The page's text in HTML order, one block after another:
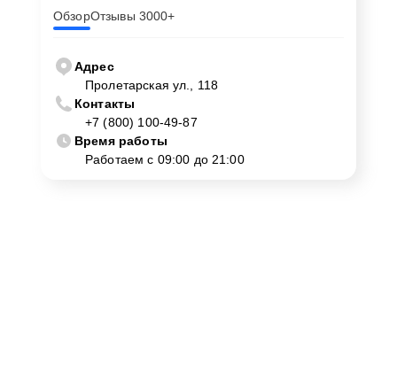
ОбзорОтзывы 3000+
Адрес
Пролетарская ул., 118
Контакты
+7 (800) 100-49-87
Время работы
Работаем с 09:00 до 21:00